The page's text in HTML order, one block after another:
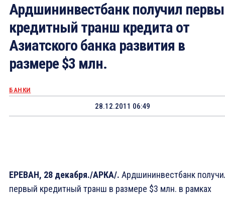
Ардшининвестбанк получил
кредитный транш кредита от
Азиатского банка развития в
размере $3 млн.
БАНКИ
28.12.2011 06:49
ЕРЕВАН, 28 декабря./АРКА/. Ардшининвестбанк
первый кредитный транш в размере $3 млн. в рамках